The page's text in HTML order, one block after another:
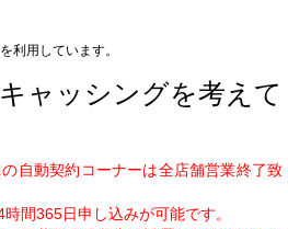
利用しています。
ャッシングを考えて
自動契約コーナーは全店舗営業終了致
間365日申し込みが可能です。